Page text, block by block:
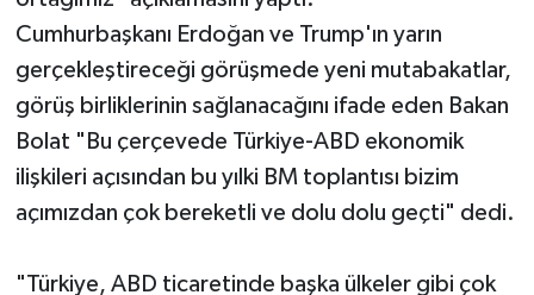
Cumhurbaşkanı Erdoğan ve Trump'ın yarın
gerçekleştireceği görüşmede yeni mutabakatlar,
görüş birliklerinin sağlanacağını ifade eden Bakan
Bolat "Bu çerçevede Türkiye-ABD ekonomik
ilişkileri açısından bu yılki BM toplantısı bizim
açımızdan çok bereketli ve dolu dolu geçti" dedi.
"Türkiye, ABD ticaretinde başka ülkeler gibi çok